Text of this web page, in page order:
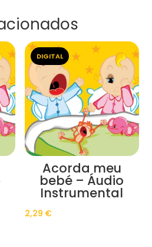
DIGITAL
Acorda meu
bebé – Áudio
Instrumental
2,29 €